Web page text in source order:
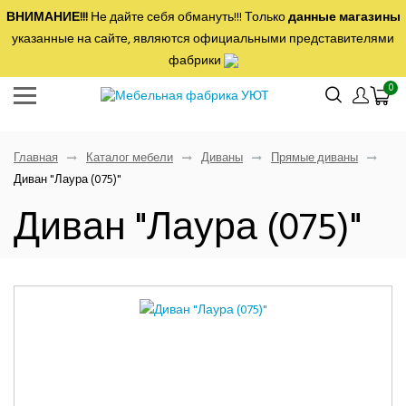
ВНИМАНИЕ!!!Не дайте себя обмануть!!! Толькоданные магазины
указанные на сайте, являются официальными представителями
фабрики
0
Главная Каталог мебели Диваны
Прямые диваны
Диван "Лаура (075)"
Диван "Лаура (075)"